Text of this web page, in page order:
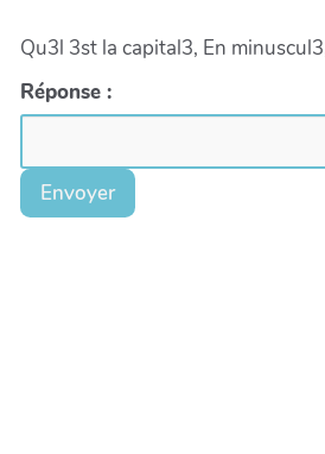
Qu3l 3st la capital3, En
Réponse :
Envoyer